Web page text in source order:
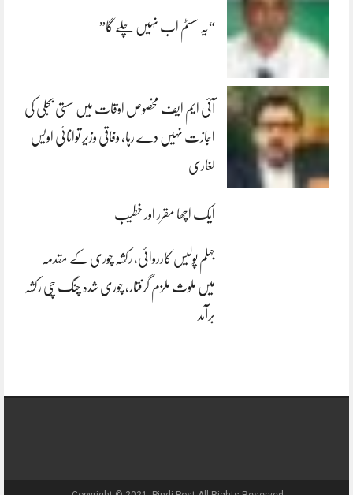
“یہ سسٹم اب نہیں چلے گا”
آئی ایم ایف مخصوص اوقات میں سستی بجلی کی
اجازت نہیں دے رہا، وفاقی وزیر توانائی اویس
لغاری
ایک اچھا مقرر اور خطیب
جہلم پولیس کارروائی، رکشہ چوری کے مقدمہ
میں ملوث ملزم گرفتار، چوری شدہ چنگ چی رکشہ
برآمد